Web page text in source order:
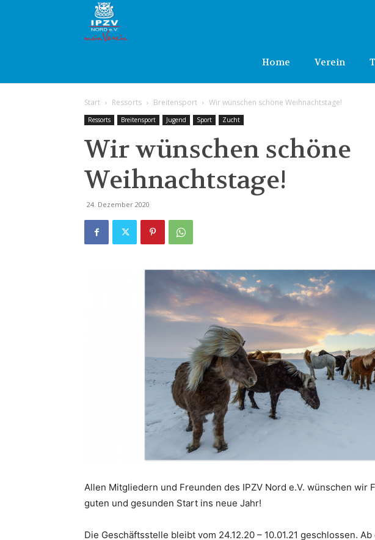
e.V.
Home Verein
Start Ressorts Breitensport Wir wünschen schöne Weihnachtstage!
Ressorts Breitensport Jugend Sport Zucht
Wir wünschen schöne
Weihnachtstage!
24. Dezember 2020
Allen Mitgliedern und Freunden des IPZV Nord e.V. wünschen wir
guten und gesunden Start ins neue Jahr!
Die Geschäftsstelle bleibt vom 24.12.20 – 10.01.21 geschlossen.